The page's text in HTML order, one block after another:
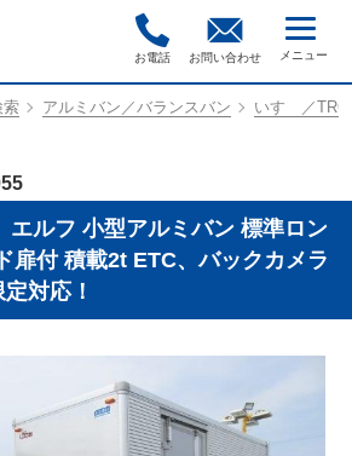
お電話 お問い合わせ
索 アルミバン／バランスバン いすゞ／
エルフ 小型アルミバン 標準ロン
扉付 積載2t ETC、バックカメラ
対応！